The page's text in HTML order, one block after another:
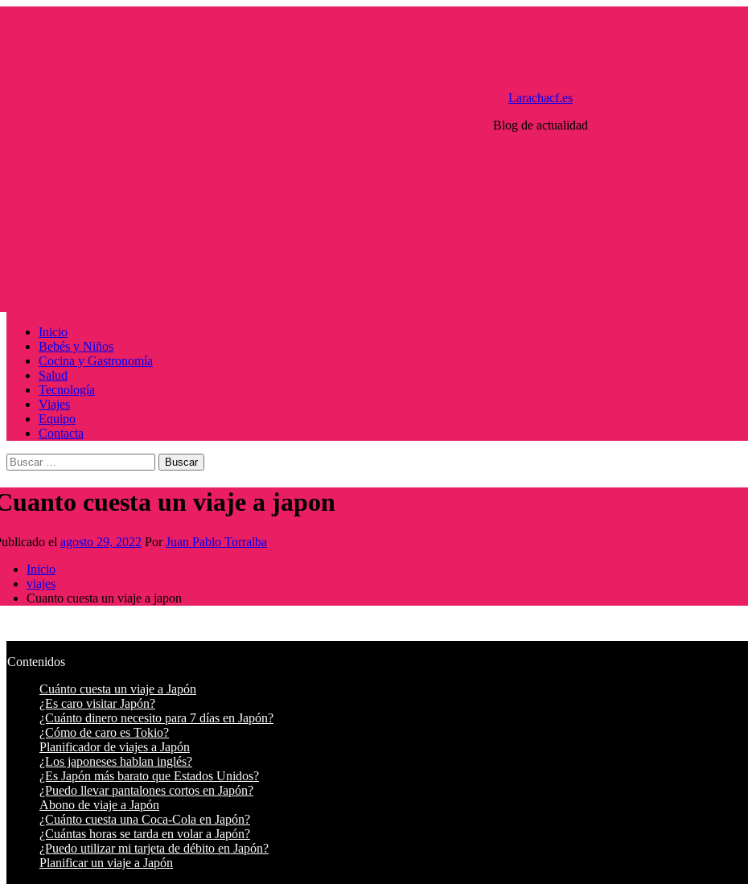
Larachacf.es
Blog de actualidad
Menú
principal
Inicio
Bebés y Niños
Cocina y Gastronomía
Salud
Tecnología
Viajes
Equipo
Contacta
Buscar:
cuesta un viaje a japon
el agosto 29, 2022 PorJuan Pablo Torralba
Inicio
viajes
Cuanto cuesta un viaje a japon
Contenidos
Cuánto cuesta un viaje a Japón
¿Es caro visitar Japón?
¿Cuánto dinero necesito para 7 días en Japón?
¿Cómo de caro es Tokio?
Planificador de viajes a Japón
¿Los japoneses hablan inglés?
¿Es Japón más barato que Estados Unidos?
¿Puedo llevar pantalones cortos en Japón?
Abono de viaje a Japón
¿Cuánto cuesta una Coca-Cola en Japón?
¿Cuántas horas se tarda en volar a Japón?
¿Puedo utilizar mi tarjeta de débito en Japón?
Planificar un viaje a Japón